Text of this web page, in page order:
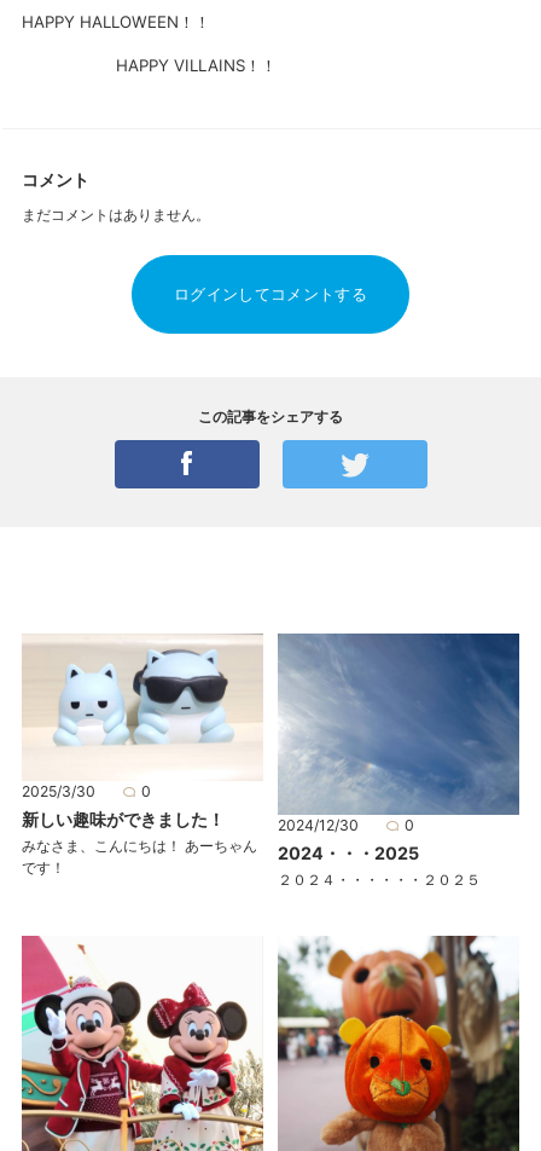
HAPPY HALLOWEEN！！
HAPPY VILLAINS！！
コメント
まだコメントはありません。
ログインしてコメントする
この記事をシェアする
2025/3/30 0
新しい趣味ができました！
みなさま、こんにちは！ あーちゃん
です！
2024/12/30 0
2024・・・2025
２０２４・・・・・・２０２５